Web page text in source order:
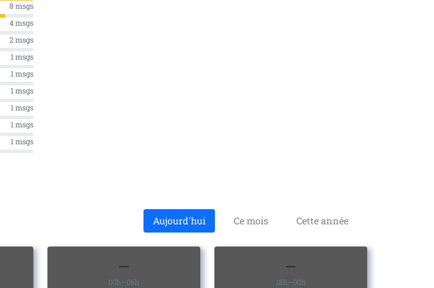
8 msgs
4 msgs
2 msgs
1 msgs
1 msgs
1 msgs
1 msgs
1 msgs
1 msgs
Aujourd'hui Ce mois Cette année
—
00h–06h
—
18h–00h